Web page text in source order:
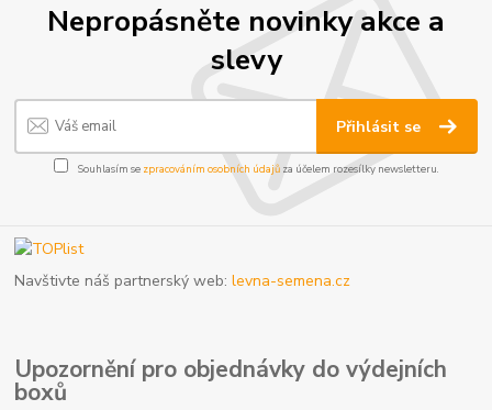
Nepropásněte novinky akce a
slevy
Přihlásit se
Souhlasím se zpracováním osobních údajůza účelem rozesílky newsletteru.
Navštivte náš partnerský web:levna-semena.cz
Upozornění pro objednávky do výdejních
boxů